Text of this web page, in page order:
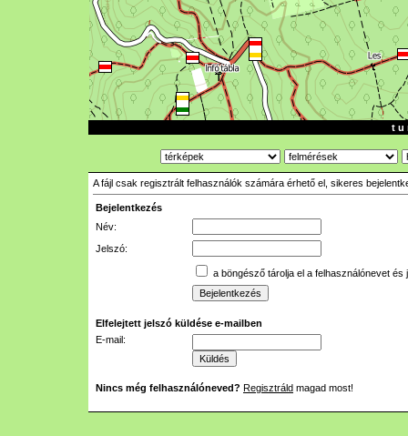
t u
A fájl csak regisztrált felhasználók számára érhető el, sikeres
Bejelentkezés
Név:
Jelszó:
a böngésző tárolja el a felhasználónevet és
Elfelejtett jelszó küldése e-mailben
E-mail:
Nincs még felhasználóneved? Regisztráld magad most!